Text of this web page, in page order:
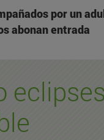
por un
abonan entrada